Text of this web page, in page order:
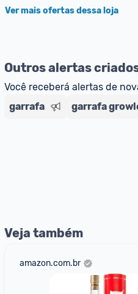
Ver mais ofertas dessa loja
Outros alertas
Você receberá alertas de
garrafa
garrafa
Veja também
amazon.com.br